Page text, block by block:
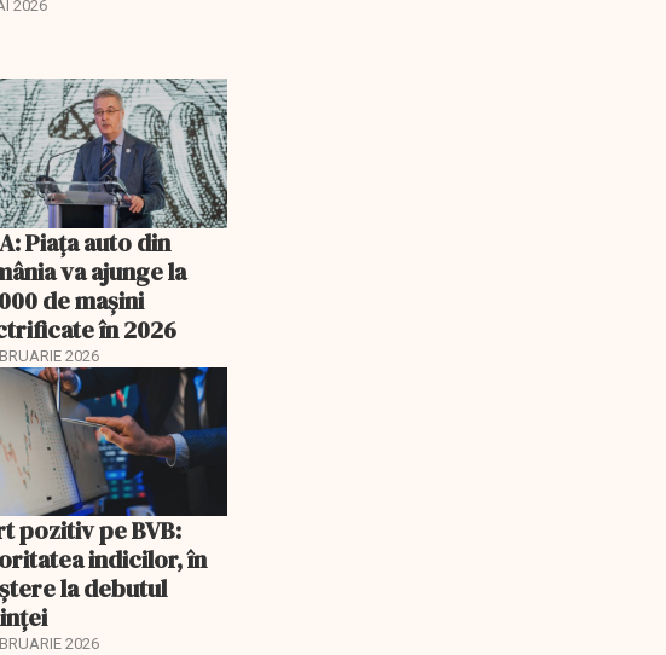
2026
Piața auto din
va ajunge la
de mașini
în 2026
2026
pozitiv pe BVB:
indicilor, în
la debutul
2026